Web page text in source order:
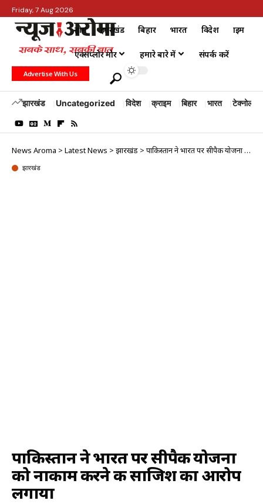
Friday, 7 Aug 2026
होम झारखंड बिहार भारत विदेश क्राइम
एक्सप्लोर मोर हमारे बारे में संपर्क करें
Advertise With Us
झारखंड Uncategorized विदेश क्राइम बिहार भारत टेक्नोलॉजी
News Aroma > Latest News > झारखंड >पाकिस्तान ने भारत पर सीपैक योजना को नाकाम करने की साजिश का आरोप लगाया
झारखंड
पाकिस्तान ने भारत पर सीपैक योजना
को नाकाम करने की साजिश का आरोप
लगाया